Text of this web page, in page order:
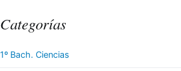
Categorías
1º Bach. Ciencias